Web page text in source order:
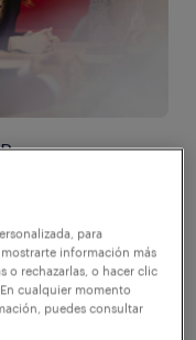
transfiere
de
externo, el
(RPO), es
para
información más
o rechazarlas, o hacer clic
cualquier momento
puedes consultar